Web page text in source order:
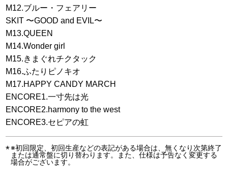
M12.ブルー・フェアリー
SKIT 〜GOOD and EVIL〜
M13.QUEEN
M14.Wonder girl
M15.きまぐれチクタック
M16.ふたりピノキオ
M17.HAPPY CANDY MARCH
ENCORE1.一寸先は光
ENCORE2.harmony to the west
ENCORE3.セピアの虹
※初回限定、初回生産などの表記がある場合は、無くなり次第終了
または通常盤に切り替わります。また、仕様は予告なく変更する
場合がございます。